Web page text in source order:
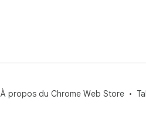
À propos du Chrome Web Store